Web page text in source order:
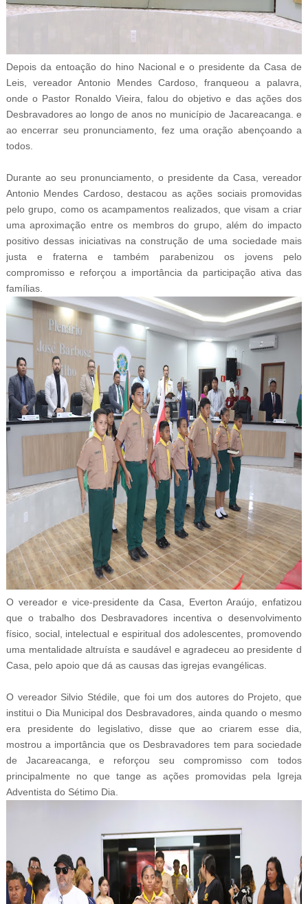
Depois da entoação do hino Nacional e o presidente da Casa de
Leis, vereador Antonio Mendes Cardoso, franqueou a palavra,
onde o Pastor Ronaldo Vieira, falou do objetivo e das ações dos
Desbravadores ao longo de anos no município de Jacareacanga. e
ao encerrar seu pronunciamento, fez uma oração abençoando a
todos.
Durante ao seu pronunciamento, o presidente da Casa, vereador
Antonio Mendes Cardoso, destacou as ações sociais promovidas
pelo grupo, como os acampamentos realizados, que visam a criar
uma aproximação entre os membros do grupo, além do impacto
positivo dessas iniciativas na construção de uma sociedade mais
justa e fraterna e também parabenizou os jovens pelo
compromisso e reforçou a importância da participação ativa das
famílias.
O vereador e vice-presidente da Casa, Everton Araújo, enfatizou
que o trabalho dos Desbravadores incentiva o desenvolvimento
físico, social, intelectual e espiritual dos adolescentes, promovendo
uma mentalidade altruísta e saudável e agradeceu ao presidente d
Casa, pelo apoio que dá as causas das igrejas evangélicas.
O vereador Silvio Stédile, que foi um dos autores do Projeto, que
institui o Dia Municipal dos Desbravadores, ainda quando o mesmo
era presidente do legislativo, disse que ao criarem esse dia,
mostrou a importância que os Desbravadores tem para sociedade
de Jacareacanga, e reforçou seu compromisso com todos
principalmente no que tange as ações promovidas pela Igreja
Adventista do Sétimo Dia.